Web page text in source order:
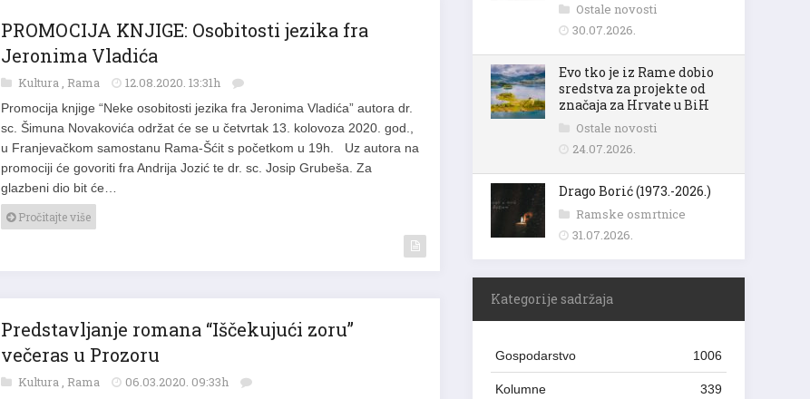
PROMOCIJA KNJIGE: Osobitosti jezika fra
Jeronima Vladića
Kultura , Rama 12.08.2020. 13:31h
Promocija knjige “Neke osobitosti jezika fra Jeronima Vladića” autora dr.
sc. Šimuna Novakovića održat će se u četvrtak 13. kolovoza 2020. god.,
u Franjevačkom samostanu Rama-Šćit s početkom u 19h. Uz autora na
promociji će govoriti fra Andrija Jozić te dr. sc. Josip Grubeša. Za
glazbeni dio bit će…
Pročitajte više
Predstavljanje romana “Iščekujući zoru”
večeras u Prozoru
Kultura , Rama 06.03.2020. 09:33h
Ostale novosti
30.07.2026.
Evo tko je iz Rame dobio
sredstva za projekte od
značaja za Hrvate u BiH
Ostale novosti
24.07.2026.
Drago Borić (1973.-2026.)
Ramske osmrtnice
31.07.2026.
Kategorije sadržaja
Gospodarstvo 1006
Kolumne 339